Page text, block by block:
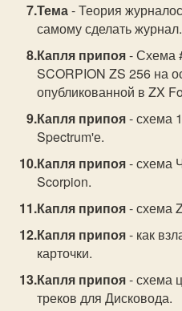
Тема- Теория
самому сделать журнал.
Капля припоя- Схема
SCORPION ZS 256 на
опубликованной в ZX
Капля припоя- схема
Spectrum'е.
Капля припоя- схема
Scorpion.
Капля припоя- схема
Капля припоя- как
карточки.
Капля припоя- схема
треков для Дисковода.